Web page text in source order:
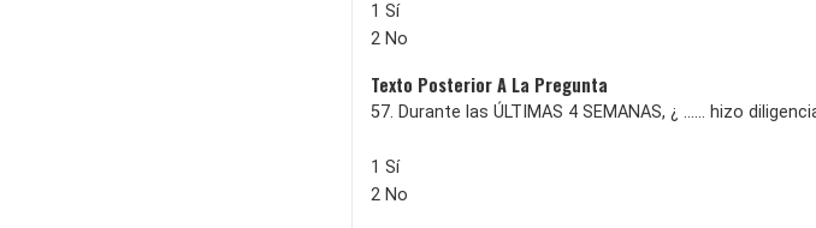
1 Sí
2 No
Texto Posterior A La Pregunta
57. Durante las ÚLTIMAS 4 SEMANAS, ¿ ...... hizo
1 Sí
2 No